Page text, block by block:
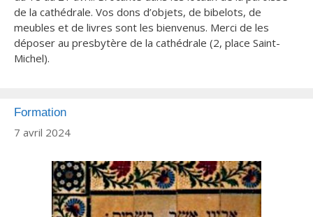
de la cathédrale. Vos dons d’objets, de bibelots, de
meubles et de livres sont les bienvenus. Merci de les
déposer au presbytère de la cathédrale (2, place Saint-
Michel).
Formation
7 avril 2024